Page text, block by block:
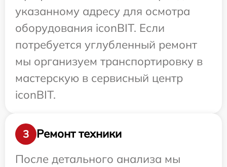
указанному адресу для осмотра
оборудования iconBIT. Если
потребуется углубленный ремонт
мы организуем транспортировку в
мастерскую в сервисный центр
iconBIT.
3
Ремонт техники
После детального анализа мы